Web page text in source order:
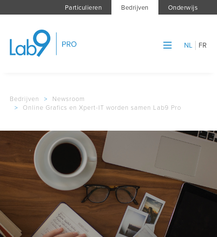
Particulieren Bedrijven Onderwijs
NL FR
Bedrijven >
Newsroom
>
Online Grafics en Xpert-IT worden samen Lab9 Pro